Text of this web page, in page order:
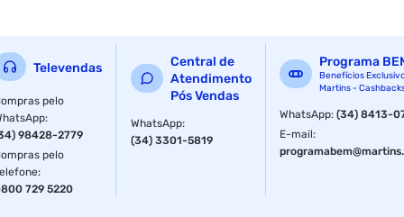
Televendas
pelo
:
98428-2779
pelo
:
729 5220
Central de
Atendimento
Pós Vendas
WhatsApp:
(34) 3301-5819
Programa
Benefícios
Martins -
WhatsApp:(34) 8413-
E-mail: